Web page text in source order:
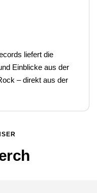
liefert die
Einblicke aus der
– direkt aus der